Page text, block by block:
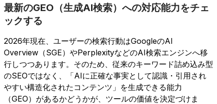
最新のGEO（生成AI検索）への対応能力をチェ
ックする
2026年現在、ユーザーの検索行動はGoogleのAI
Overview（SGE）やPerplexityなどのAI検索エンジンへ移
行しつつあります。そのため、従来のキーワード詰め込み型
のSEOではなく、「AIに正確な事実として認識・引用され
やすい構造化されたコンテンツ」を生成できる能力
（GEO）があるかどうかが、ツールの価値を決定づけま